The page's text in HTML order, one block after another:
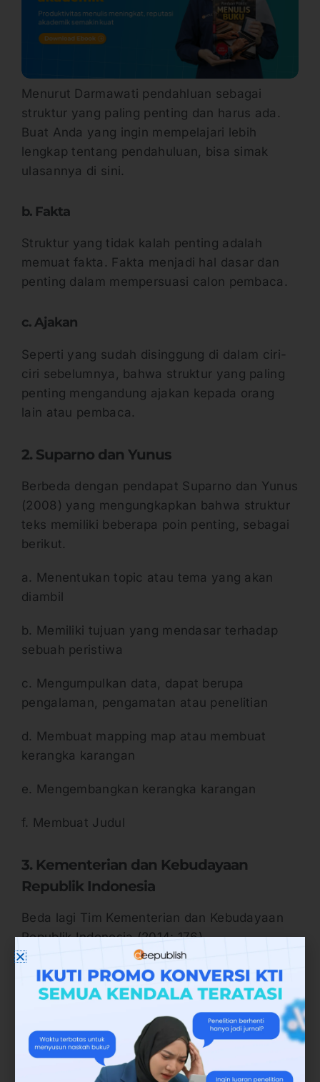
Menurut Darmawati pendahluan sebagai
struktur yang paling penting dan harus ada.
Buat Anda yang ingin mempelajari lebih
lengkap tentang pendahuluan, bisa simak
ulasannya di sini.
b. Fakta
Struktur yang tidak kalah penting adalah
memuat fakta. Fakta menjadi hal dasar dan
penting dalam mempersuasi calon pembaca.
c. Ajakan
Seperti yang sudah disinggung di dalam ciri-
ciri sebelumnya, bahwa struktur yang paling
penting mengandung ajakan kepada orang
lain atau pembaca.
2. Suparno dan Yunus
Berbeda dengan pendapat Suparno dan Yunus
(2008) yang mengungkapkan bahwa struktur
teks memiliki beberapa poin penting, sebagai
berikut.
a. Menentukan topic atau tema yang akan
diambil
b. Memiliki tujuan yang mendasar terhadap
sebuah peristiwa
c. Mengumpulkan data, dapat berupa
pengalaman, pengamatan atau penelitian
d. Membuat mapping map atau membuat
kerangka karangan
e. Mengembangkan kerangka karangan
f. Membuat Judul
3. Kementerian dan Kebudayaan
Republik Indonesia
Beda lagi Tim Kementerian dan Kebudayaan
Republik Indonesia (2014: 176)
mengkategorisasikan struktur teks persuasi
menjadi empat poin, sebagai berikut.
Menurut pribadi saya, pengenalan isu salah
satu struktur yang lebih mudah dipahami.